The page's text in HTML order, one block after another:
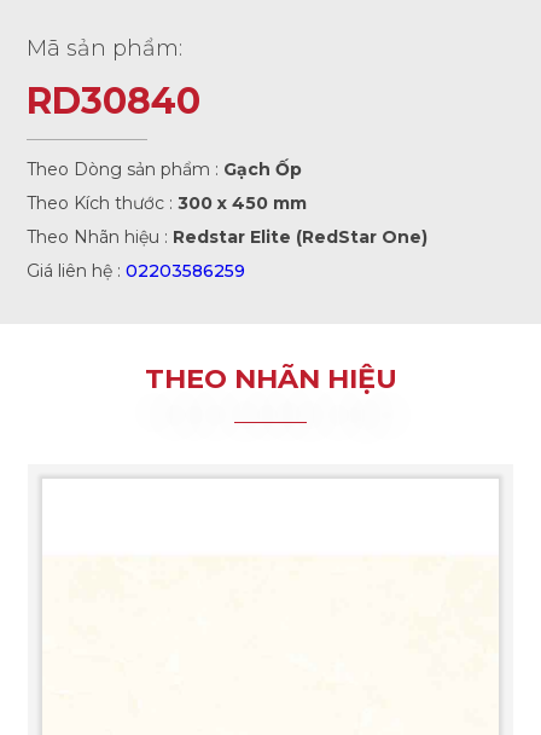
Mã sản phẩm:
RD30840
Theo Dòng sản phẩm : Gạch Ốp
Theo Kích thước :300 x 450 mm
Theo Nhãn hiệu : Redstar Elite (RedStar One)
Giá liên hệ :02203586259
THEO NHÃN HIỆU